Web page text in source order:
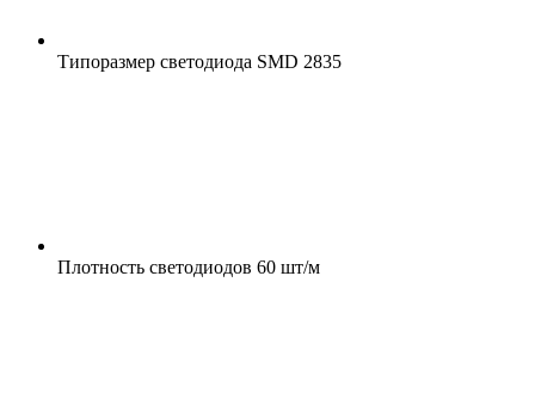
Типоразмер светодиода SMD 2835
Плотность светодиодов 60 шт/м